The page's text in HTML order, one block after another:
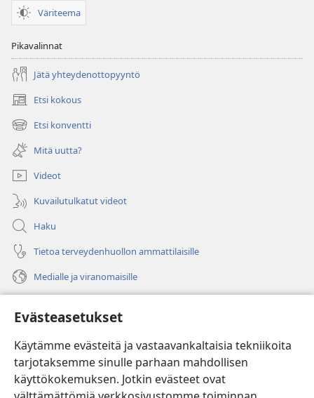
Evästeasetukset
Käytämme evästeitä ja vastaavankaltaisia tekniikoita
tarjotaksemme sinulle parhaan mahdollisen
käyttökokemuksen. Jotkin evästeet ovat
Väriteema
Pikavalinnat
Jätä yhteydenottopyyntö
Etsi kokous
(avaa
uuden
ikkunan)
Etsi konventti
(avaa
uuden
ikkunan)
Mitä uutta?
Videot
Kuvailutulkatut videot
Haku
Tietoa terveydenhuollon ammattilaisille
Medialle ja viranomaisille
(avaa
uuden
ikkunan)Vartiotornin VERKKOKIRJASTO
(avaa